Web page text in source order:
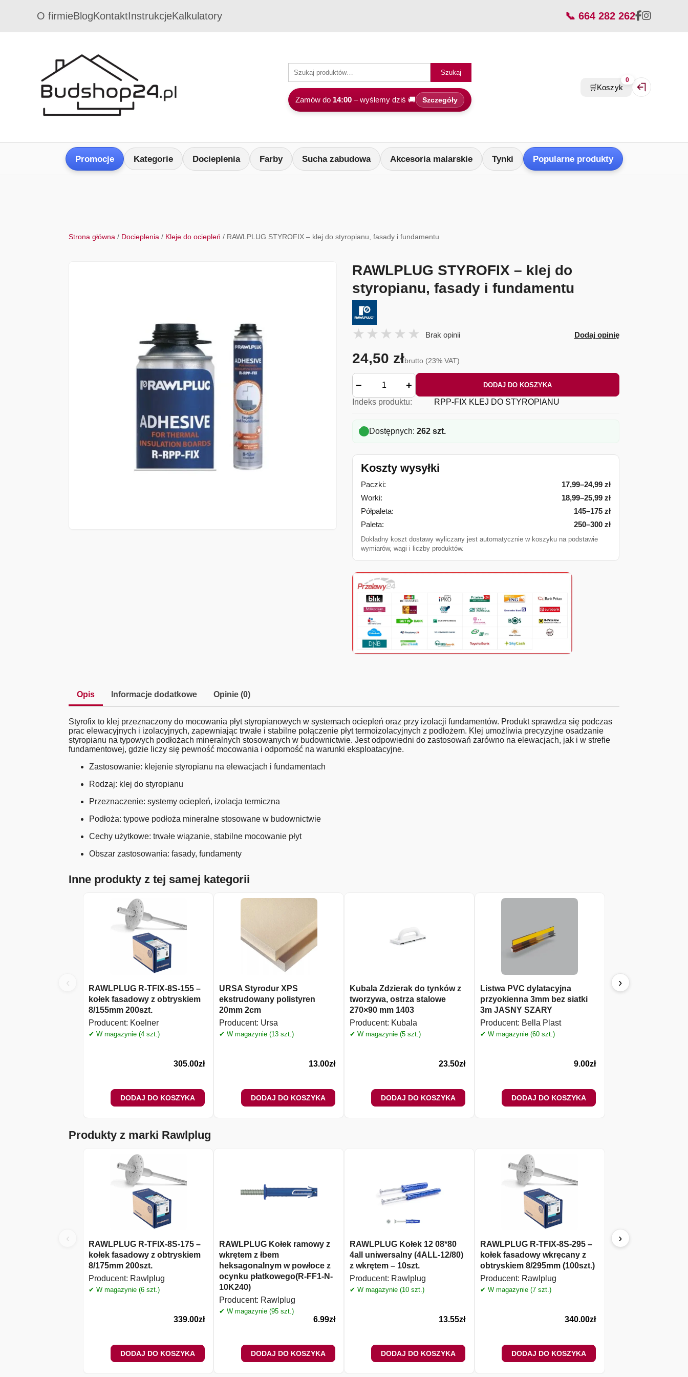
O firmieBlogKontaktInstrukcjeKalkulatory 📞 664 282 262
Szukaj
Zamów do 14:00– wyślemy dziś 🚚 Szczegóły
🛒Koszyk
0
Zaloguj się /
Promocje Kategorie Docieplenia Farby Sucha zabudowa Akcesoria malarskie Tynki Popularne produkty
Strona główna / Docieplenia / Kleje do ociepleń / RAWLPLUG STYROFIX – klej do styropianu, fasady i fundamentu
RAWLPLUG STYROFIX – klej do
styropianu, fasady i fundamentu
Brak opinii Dodaj opinię
24,50 złbrutto (23% VAT)
− + DODAJ DO KOSZYKA
Indeks produktu: RPP-FIX KLEJ DO STYROPIANU
Dostępnych: 262 szt.
Koszty wysyłki
Paczki:
17,99–24,99 zł
Worki:
18,99–25,99 zł
Półpaleta:
145–175 zł
Paleta:
250–300 zł
Dokładny koszt dostawy wyliczany jest automatycznie w koszyku na podstawie
wymiarów, wagi i liczby produktów.
Opis Informacje dodatkowe Opinie (0)
Styrofix to klej przeznaczony do mocowania płyt styropianowych w systemach ociepleń oraz przy izolacji fundamentów. Produkt sprawdza się podczas
prac elewacyjnych i izolacyjnych, zapewniając trwałe i stabilne połączenie płyt termoizolacyjnych z podłożem. Klej umożliwia precyzyjne osadzanie
styropianu na typowych podłożach mineralnych stosowanych w budownictwie. Jest odpowiedni do zastosowań zarówno na elewacjach, jak i w strefie
fundamentowej, gdzie liczy się pewność mocowania i odporność na warunki eksploatacyjne.
Zastosowanie: klejenie styropianu na elewacjach i fundamentach
Rodzaj: klej do styropianu
Przeznaczenie: systemy ociepleń, izolacja termiczna
Podłoża: typowe podłoża mineralne stosowane w budownictwie
Cechy użytkowe: trwałe wiązanie, stabilne mocowanie płyt
Obszar zastosowania: fasady, fundamenty
Inne produkty z tej samej kategorii
‹
RAWLPLUG R-TFIX-8S-155 –
kołek fasadowy z obtryskiem
8/155mm 200szt.
Producent: Koelner
✔ W magazynie (4 szt.)
305.00zł
DODAJ DO KOSZYKA
URSA Styrodur XPS
ekstrudowany polistyren
20mm 2cm
Producent: Ursa
✔ W magazynie (13 szt.)
13.00zł
DODAJ DO KOSZYKA
Kubala Zdzierak do tynków z
tworzywa, ostrza stalowe
270×90 mm 1403
Producent: Kubala
✔ W magazynie (5 szt.)
23.50zł
DODAJ DO KOSZYKA
Listwa PVC dylatacyjna
przyokienna 3mm bez siatki
3m JASNY SZARY
Producent: Bella Plast
✔ W magazynie (60 szt.)
9.00zł
DODAJ DO KOSZYKA
KUBALA 0301 –
›
Produkty z marki Rawlplug
‹
RAWLPLUG R-TFIX-8S-175 –
kołek fasadowy z obtryskiem
8/175mm 200szt.
Producent: Rawlplug
✔ W magazynie (6 szt.)
339.00zł
DODAJ DO KOSZYKA
RAWLPLUG Kołek ramowy z
wkrętem z łbem
heksagonalnym w powłoce z
ocynku płatkowego(R-FF1-N-
10K240)
Producent: Rawlplug
✔ W magazynie (95 szt.)
6.99zł
DODAJ DO KOSZYKA
RAWLPLUG Kołek 12 08*80
4all uniwersalny (4ALL-12/80)
z wkrętem – 10szt.
Producent: Rawlplug
✔ W magazynie (10 szt.)
13.55zł
DODAJ DO KOSZYKA
RAWLPLUG R-TFIX-8S-295 –
kołek fasadowy wkręcany z
obtryskiem 8/295mm (100szt.)
Producent: Rawlplug
✔ W magazynie (7 szt.)
340.00zł
DODAJ DO KOSZYKA
MODECO MN-88-
›